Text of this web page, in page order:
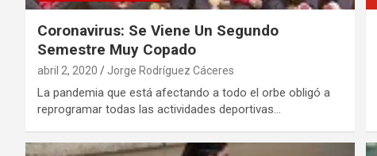
Coronavirus: Se Viene Un Segundo
Semestre Muy Copado
abril 2, 2020 Jorge Rodríguez Cáceres
La pandemia que está afectando a todo el orbe obligó a
reprogramar todas las actividades deportivas…